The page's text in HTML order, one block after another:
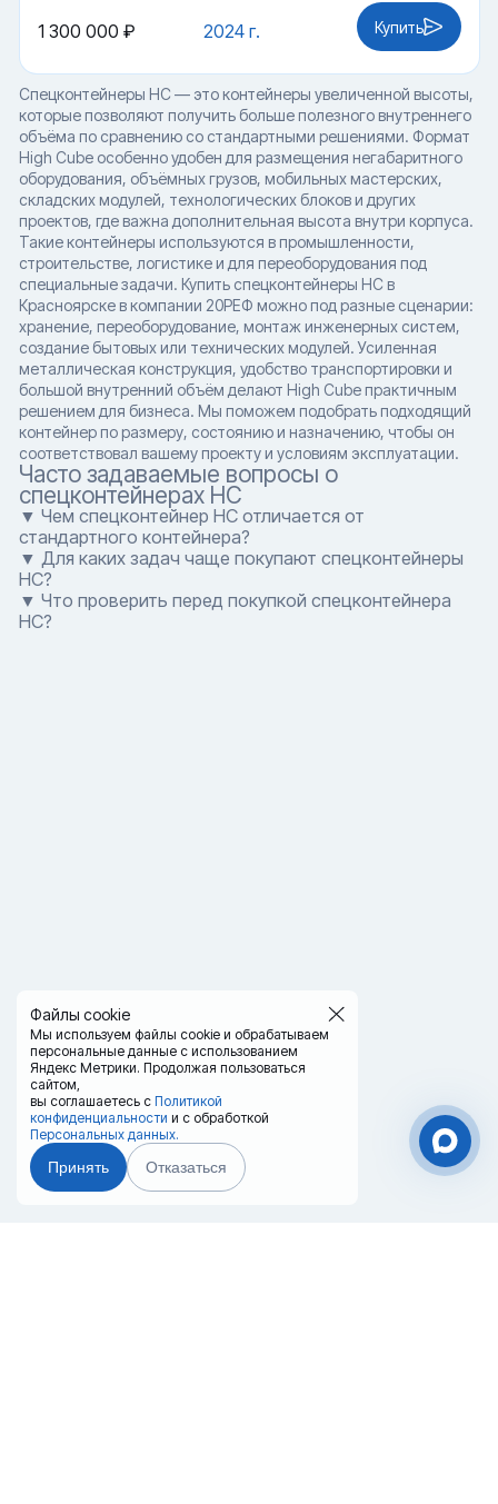
Файлы cookie
Мы используем файлы cookie и обрабатываем
персональные данные с использованием
Яндекс Метрики. Продолжая пользоваться
сайтом,
вы соглашаетесь с Политикой
конфиденциальности и с обработкой
Персональных данных.
Принять Отказаться
2024 г.
1 300 000 ₽ Купить
Спецконтейнеры HC — это контейнеры увеличенной высоты,
которые позволяют получить больше полезного внутреннего
объёма по сравнению со стандартными решениями. Формат
High Cube особенно удобен для размещения негабаритного
оборудования, объёмных грузов, мобильных мастерских,
складских модулей, технологических блоков и других
проектов, где важна дополнительная высота внутри корпуса.
Такие контейнеры используются в промышленности,
строительстве, логистике и для переоборудования под
специальные задачи. Купить спецконтейнеры HC в
Красноярске в компании 20РЕФ можно под разные сценарии:
хранение, переоборудование, монтаж инженерных систем,
создание бытовых или технических модулей. Усиленная
металлическая конструкция, удобство транспортировки и
большой внутренний объём делают High Cube практичным
решением для бизнеса. Мы поможем подобрать подходящий
контейнер по размеру, состоянию и назначению, чтобы он
соответствовал вашему проекту и условиям эксплуатации.
Часто задаваемые вопросы о
спецконтейнерах HC
▼ Чем спецконтейнер HC отличается от
стандартного контейнера?
▼ Для каких задач чаще покупают спецконтейнеры
HC?
▼ Что проверить перед покупкой спецконтейнера
HC?